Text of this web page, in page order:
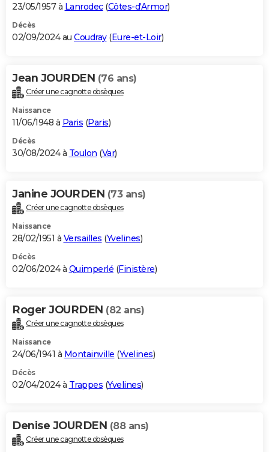
23/05/1957 à Lanrodec(Côtes-d'Armor)
Décès
02/09/2024 au Coudray(Eure-et-Loir)
Jean JOURDEN (76 ans)
Créer une cagnotte obsèques
Naissance
11/06/1948 à Paris (Paris)
Décès
30/08/2024 à Toulon (Var)
Janine JOURDEN (73 ans)
Créer une cagnotte obsèques
Naissance
28/02/1951 à Versailles (Yvelines)
Décès
02/06/2024 à Quimperlé (Finistère)
Roger JOURDEN (82 ans)
Créer une cagnotte obsèques
Naissance
24/06/1941 à Montainville (Yvelines)
Décès
02/04/2024 à Trappes (Yvelines)
Denise JOURDEN (88 ans)
Créer une cagnotte obsèques